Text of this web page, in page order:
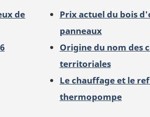
de
Prix actuel du bois
panneaux
Origine du nom des
territoriales
Le chauffage et le
thermopompe